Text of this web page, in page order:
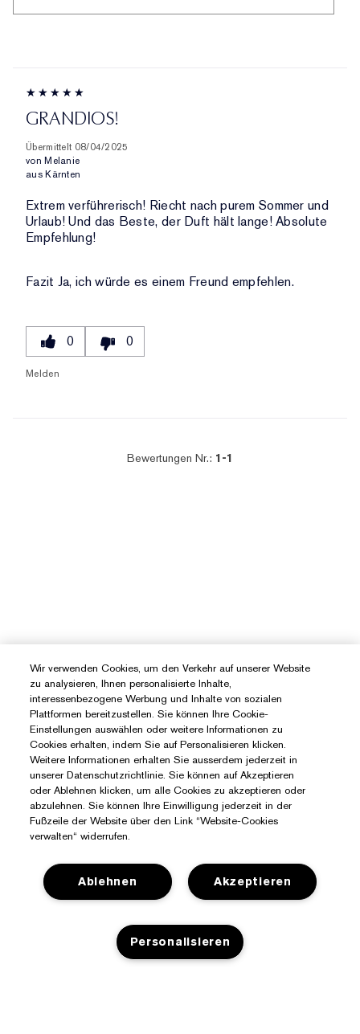
HÄNDLER-
UND
BEWERTUNGEN
KATEGORIE,
ANZAHL
DER
GRANDIOS!
Übermittelt 08/04/2025
von Melanie
aus Kärnten
Extrem verführerisch! Riecht nach purem Sommer und
Urlaub! Und das Beste, der Duft hält lange! Absolute
Empfehlung!
Fazit Ja, ich würde es einem Freund empfehlen.
0 0
Melden
Bewertungen Nr.: 1-1
Sie Benötigen Hilfe?
Meine Bestellung verfolgen
Wir verwenden Cookies, um den Verkehr auf unserer Website
zu analysieren, Ihnen personalisierte Inhalte,
interessenbezogene Werbung und Inhalte von sozialen
Plattformen bereitzustellen. Sie können Ihre Cookie-
Einstellungen auswählen oder weitere Informationen zu
Cookies erhalten, indem Sie auf Personalisieren klicken.
Weitere Informationen erhalten Sie ausserdem jederzeit in
unserer Datenschutzrichtlinie. Sie können auf Akzeptieren
oder Ablehnen klicken, um alle Cookies zu akzeptieren oder
abzulehnen. Sie können Ihre Einwilligung jederzeit in der
Fußzeile der Website über den Link “Website-Cookies
verwalten“ widerrufen.
Akzeptieren
Ablehnen
Personalisieren